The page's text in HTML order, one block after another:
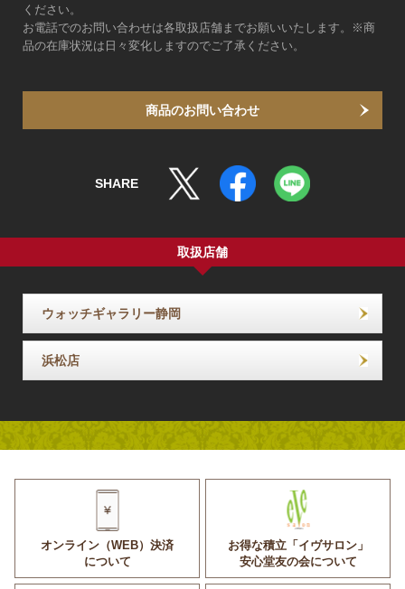
ください。
お電話でのお問い合わせは各取扱店舗までお願いいたします。※商
品の在庫状況は日々変化しますのでご了承ください。
商品のお問い合わせ
SHARE
取扱店舗
ウォッチギャラリー静岡
浜松店
オンライン（WEB）決済
について
お得な積立「イヴサロン」
安心堂友の会について